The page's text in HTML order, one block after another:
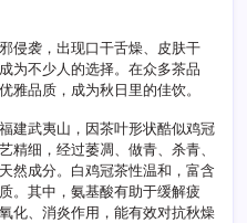
鸡
冠
润
燥
侵袭，出现口干舌燥、皮肤干
为不少人的选择。在众多茶品
雅品质，成为秋日里的佳饮。
建武夷山，因茶叶形状酷似鸡冠
精细，经过萎凋、做青、杀青、
然成分。白鸡冠茶性温和，富含
。其中，氨基酸有助于缓解疲
化、消炎作用，能有效对抗秋燥